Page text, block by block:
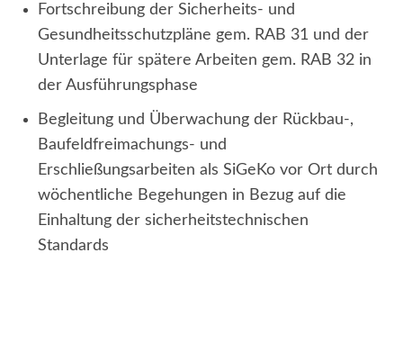
Fortschreibung der Sicherheits- und
Gesundheitsschutzpläne gem. RAB 31 und der
Unterlage für spätere Arbeiten gem. RAB 32 in
der Ausführungsphase
Begleitung und Überwachung der Rückbau-,
Baufeldfreimachungs- und
Erschließungsarbeiten als SiGeKo vor Ort durch
wöchentliche Begehungen in Bezug auf die
Einhaltung der sicherheitstechnischen
Standards